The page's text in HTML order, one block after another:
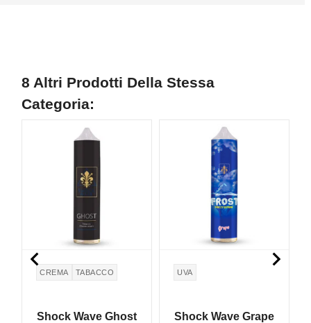
8 Altri Prodotti Della Stessa
Categoria:
CREMA TABACCO
Shock Wave Ghost
UVA
Shock Wave Grape
 